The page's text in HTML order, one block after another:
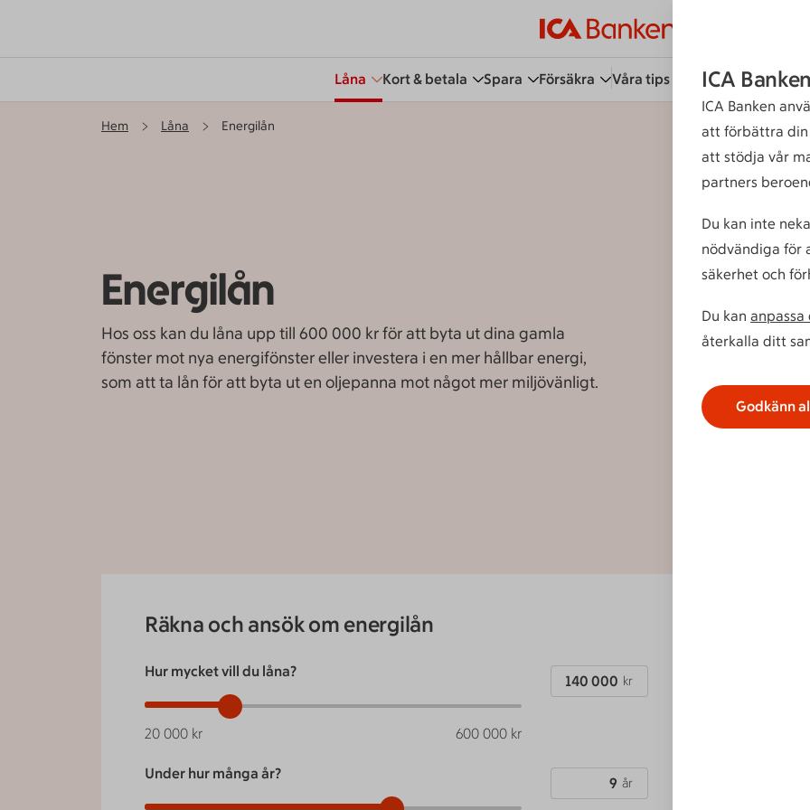
Låna Kort & betala Spara Försäkra Våra tips Kundservice Bli
Hem Låna Energilån
Energilån
Hos oss kan du låna upp till 600 000 kr för att byta ut dina gamla
fönster mot nya energifönster eller investera i en mer hållbar energi,
som att ta lån för att byta ut en oljepanna mot något mer miljövänligt.
Räkna och ansök om energilån
Hur mycket vill du låna?
20 000 kr 600 000 kr
kr
Under hur många år?
år
ICA
ICA Banken
att förbättra din
att stödja vår
partners
Du kan inte
nödvändiga för
säkerhet och
Du kan anpassa
återkalla ditt
Godkänn